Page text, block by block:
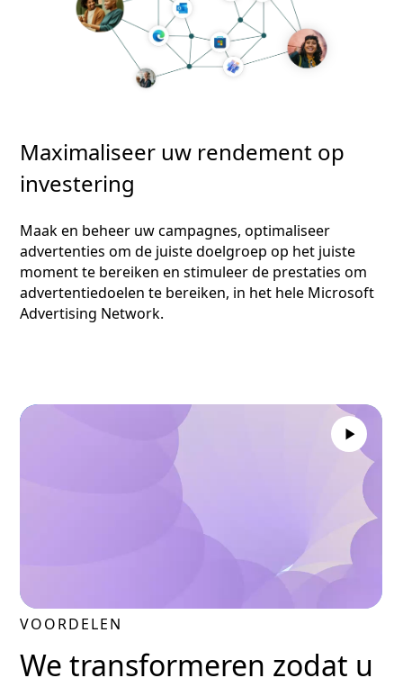
Maximaliseer uw rendement op
investering
Maak en beheer uw campagnes, optimaliseer
advertenties om de juiste doelgroep op het juiste
moment te bereiken en stimuleer de prestaties om
advertentiedoelen te bereiken, in het hele Microsoft
Advertising Network.
VOORDELEN
We transformeren zodat u